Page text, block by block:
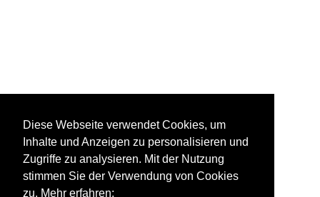
Diese Webseite verwendet Cookies, um
Inhalte und Anzeigen zu personalisieren und
Zugriffe zu analysieren. Mit der Nutzung
stimmen Sie der Verwendung von Cookies
zu. Mehr erfahren: